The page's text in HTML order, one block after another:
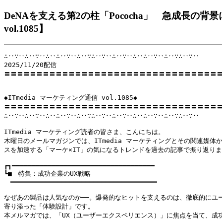
DeNAを支える第2の柱「Pococha」 急成長の背
vol.1085】
∴‥∵‥∴‥∵‥∴‥∴‥∵‥∴‥∵∴‥∵‥∴‥∵‥∴‥∴‥∵‥∴‥∵∴‥∵‥
2025/11/20配信
〓〓〓〓〓〓〓〓〓〓〓〓〓〓〓〓〓〓〓〓〓〓〓〓〓〓〓〓〓〓〓〓〓
◆ITmedia マーケティング通信 vol.1085◆
〓〓〓〓〓〓〓〓〓〓〓〓〓〓〓〓〓〓〓〓〓〓〓〓〓〓〓〓〓〓〓〓〓
∴‥∵‥∴‥∵‥∴‥∴‥∵‥∴‥∵∴‥∵‥∴‥∵‥∴‥∴‥∵‥∴‥∵∴‥∵‥
ITmedia マーケティング読者の皆さま、こんにちは。
木曜日のメールマガジンでは、ITmedia マーケティングとその関連媒体
スを加速する「マーケ×IT」の気になるトレンドを過去の記事で振り返り
┏┓━━━━━━━━━━━━━━━━━━━━━━━━━━━━━━━━━━━━
┗■　特集：成功企業のUX戦略
━━━━━━━━━━━━━━━━━━━━━━━━━━━━━━━━━━━━━
なぜあの製品は人気なのか──。爆発的なヒットを支えるのは、徹底的にユ
寄り添った「体験設計」です。
本メルマガでは、「UX（ユーザーエクスペリエンス）」に焦点を当て、成